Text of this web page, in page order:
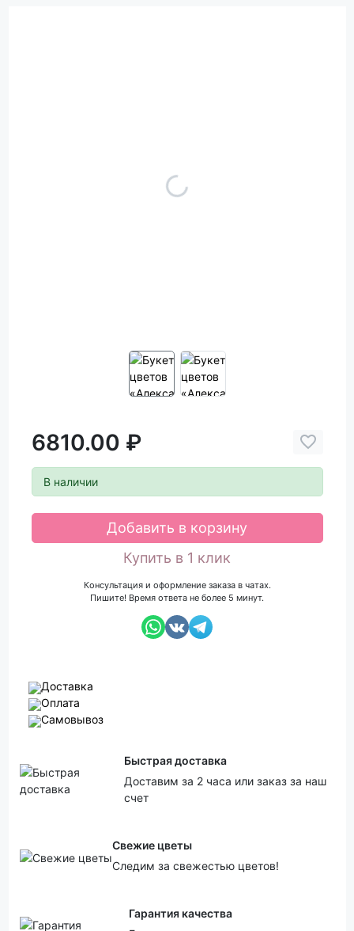
6810.00 ₽
В наличии
Добавить в корзину
Купить в 1 клик
Консультация и оформление заказа в чатах.
Пишите! Время ответа не более 5 минут.
Доставка
Оплата
Самовывоз
Быстрая доставка
Доставим за 2 часа или заказ за наш
счет
Свежие цветы
Следим за свежестью цветов!
Гарантия качества